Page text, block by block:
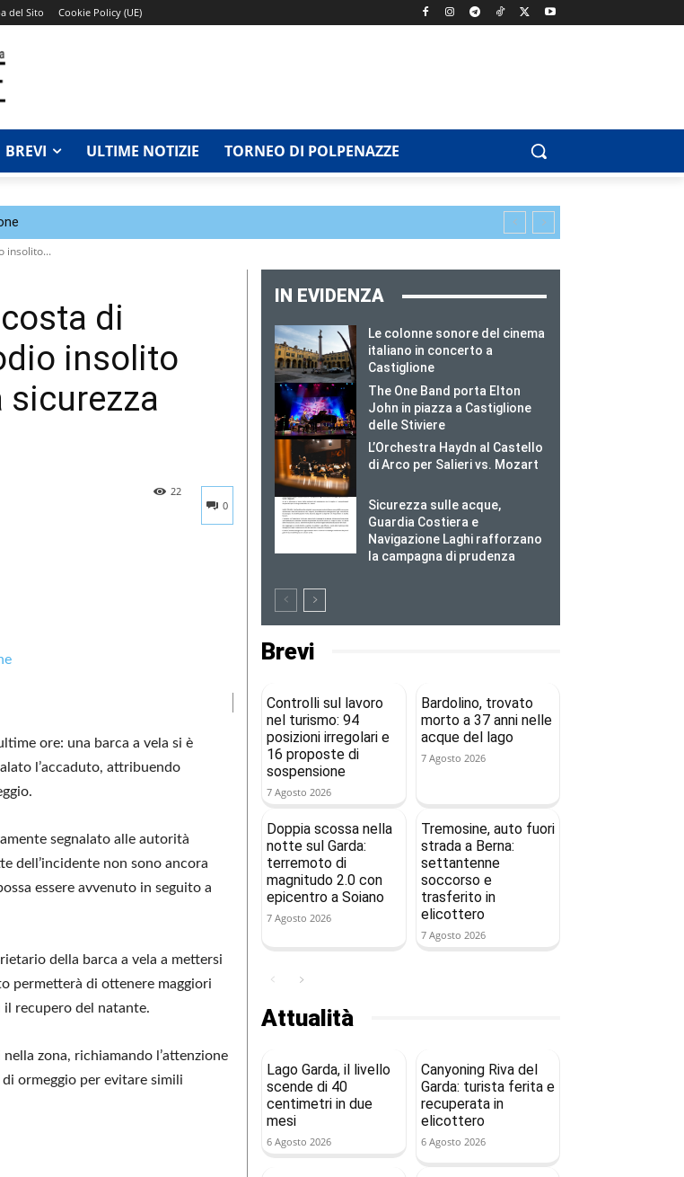
del Sito Cookie Policy (UE)
BREVI ULTIME NOTIZIE TORNEO DI POLPENAZZE
insolito...
di
insolito
sicurezza
0
22
ore: una barca a vela si è
l’accaduto, attribuendo
segnalato alle autorità
dell’incidente non sono ancora
essere avvenuto in seguito a
della barca a vela a mettersi
permetterà di ottenere maggiori
il recupero del natante.
zona, richiamando l’attenzione
ormeggio per evitare simili
IN EVIDENZA
Le colonne sonore del cinema
italiano in concerto a
Castiglione
The One Band porta Elton
John in piazza a Castiglione
delle Stiviere
L’Orchestra Haydn al Castello
di Arco per Salieri vs. Mozart
Sicurezza sulle acque,
Guardia Costiera e
Navigazione Laghi rafforzano
la campagna di prudenza
Brevi
Controlli sul lavoro
nel turismo: 94
posizioni irregolari e
16 proposte di
sospensione
7 Agosto 2026
Bardolino, trovato
morto a 37 anni nelle
acque del lago
7 Agosto 2026
Doppia scossa nella
notte sul Garda:
terremoto di
magnitudo 2.0 con
epicentro a Soiano
7 Agosto 2026
Tremosine, auto fuori
strada a Berna:
settantenne
soccorso e
trasferito in
elicottero
7 Agosto 2026
Attualità
Lago Garda, il livello
scende di 40
centimetri in due
mesi
6 Agosto 2026
Canyoning Riva del
Garda: turista ferita e
recuperata in
elicottero
6 Agosto 2026